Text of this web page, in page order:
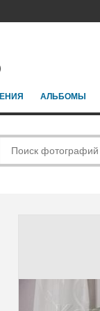
АЛЬБОМЫ